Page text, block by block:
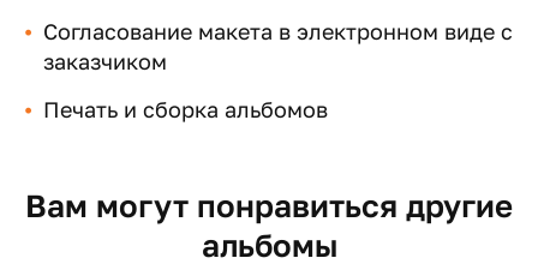
Согласование макета в электронном виде с
заказчиком
Печать и сборка альбомов
Вам могут понравиться другие
альбомы